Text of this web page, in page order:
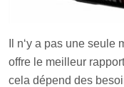
n‘y a pas une seule
offre le meilleur rapport
cela dépend des beso